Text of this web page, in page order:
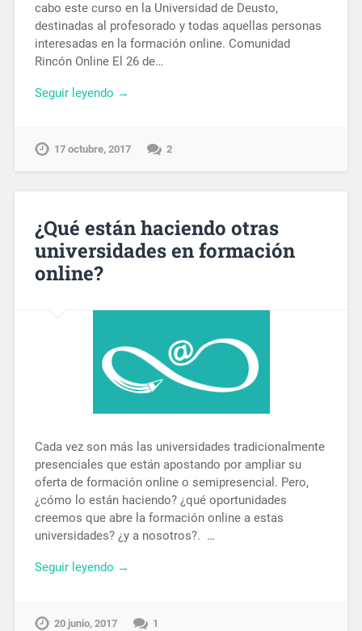
cabo este curso en la Universidad de Deusto,
destinadas al profesorado y todas aquellas personas
interesadas en la formación online. Comunidad
Rincón Online El 26 de…
Seguir leyendo →
17 octubre, 2017 2
¿Qué están haciendo otras
universidades en formación
online?
Cada vez son más las universidades tradicionalmente
presenciales que están apostando por ampliar su
oferta de formación online o semipresencial. Pero,
¿cómo lo están haciendo? ¿qué oportunidades
creemos que abre la formación online a estas
universidades? ¿y a nosotros?. …
Seguir leyendo →
20 junio, 2017 1